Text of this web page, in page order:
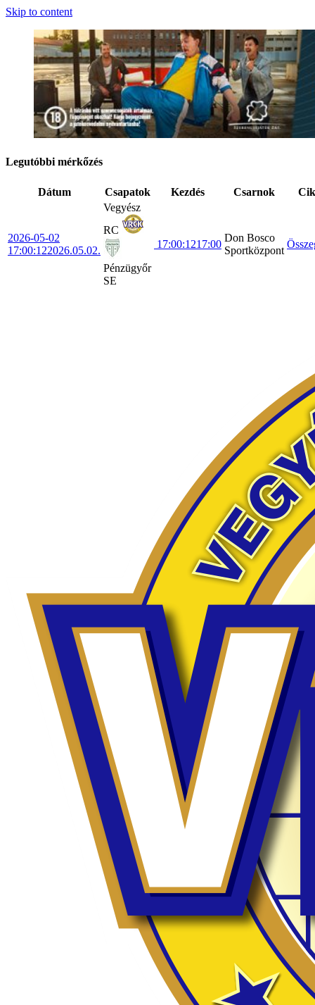
Skip to content
Legutóbbi mérkőzés
Dátum Csapatok Kezdés Csarnok
2026-05-02
17:00:122026.05.02.
Vegyész
RC
Pénzügyőr
SE
17:00:1217:00
Don Bosco
Sportközpont